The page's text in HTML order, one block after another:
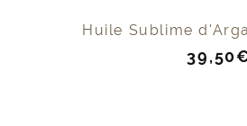
Huile Sublime
Prix